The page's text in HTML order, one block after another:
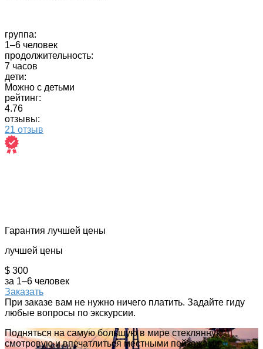
группа:
1–6 человек
продолжительность:
7 часов
дети:
Можно с детьми
рейтинг:
4.76
отзывы:
21 отзыв
Гарантия лучшей цены
лучшей цены
$ 300
за 1–6 человек
Заказать
При заказе вам не нужно ничего платить. Задайте гиду
любые вопросы по экскурсии.
Подняться на самую большую в мире стеклянную
смотровую и впечатлиться местными пейзажами